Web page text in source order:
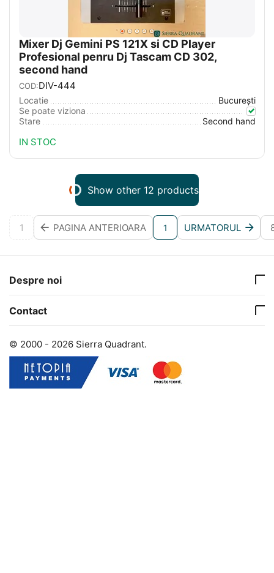
Mixer Dj Gemini PS 121X si CD Player
Profesional penru Dj Tascam CD 302,
second hand
COD:DIV-444
Locatie
București
Se poate viziona
Stare
Second hand
IN STOC
Show other 12 products
1 PAGINA ANTERIOARA 1 URMATORUL
Despre noi
Contact
© 2000 - 2026 Sierra Quadrant.